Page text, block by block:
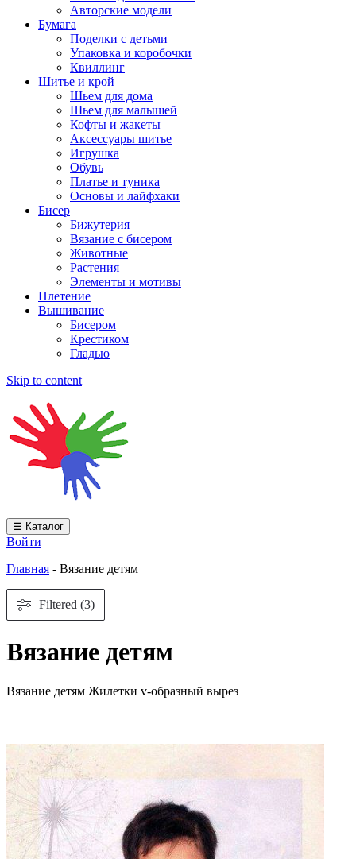
Авторские модели
Бумага
Поделки с детьми
Упаковка и коробочки
Квиллинг
Шитье и крой
Шьем для дома
Шьем для малышей
Кофты и жакеты
Аксессуары шитье
Игрушка
Обувь
Платье и туника
Основы и лайфхаки
Бисер
Бижутерия
Вязание с бисером
Животные
Растения
Элементы и мотивы
Плетение
Вышивание
Бисером
Крестиком
Гладью
Skip to content
☰ Каталог
Войти
Главная - Вязание детям
Filtered (3)
Вязание детям
Вязание детям Жилетки v-образный вырез